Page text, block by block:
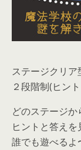
ステージクリア
２段階制(ヒン
どのステージか
ヒントと答えを
誰でも遊べるよ